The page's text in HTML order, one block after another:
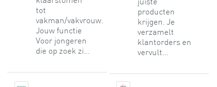
tot
vakman/vakvrouw.
Jouw functie
Voor jongeren
die op zoek zi...
juiste
producten
krijgen. Je
verzamelt
klantorders en
vervult...